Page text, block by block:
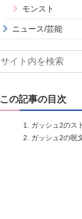
モンスト
ニュース/芸能
この記事の目次
ガッシュ2のス
ガッシュ2の呪